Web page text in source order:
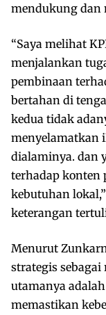
mendukung dan
“Saya melihat
menjalankan
pembinaan
bertahan di
kedua tidak
menyelamatkan
dialaminya. dan
terhadap konten
kebutuhan
keterangan
Menurut
strategis
utamanya
memastikan